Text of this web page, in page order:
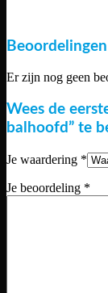
Beoordelingen
Er zijn nog geen
Wees de
balhoofd” te
Je waardering *
Je beoordeling *